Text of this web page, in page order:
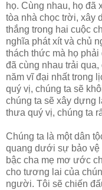
họ. Cùng nhau, họ
tòa nhà chọc trời, xây
thắng trong hai cuộc
nghĩa phát xít và chủ
thách thức mà họ
đã cùng nhau trải
năm vĩ đại nhất trong
quý vị, chúng ta sẽ
chúng ta sẽ xây dựng
thưa quý vị, chúng ta
Chúng ta là một dân
quang dưới sự bảo
bậc cha mẹ mơ ước
cho tương lai của
người. Tôi sẽ chiến